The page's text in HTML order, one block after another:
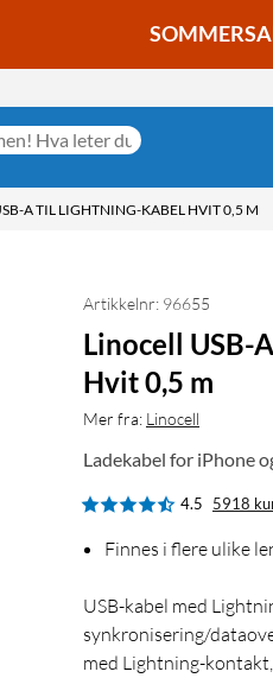
A TIL LIGHTNING-KABEL HVIT 0,5 M
Artikkelnr: 96655
Linocell USB-
Hvit 0,5 m
Mer fra: Linocell
Ladekabel for iPhone
4.5 5918
Finnes i flere ulike
USB-kabel med
synkronisering/
med Lightning-kontakt,